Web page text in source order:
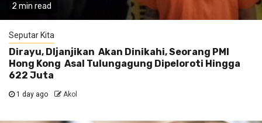
2 min read
Seputar Kita
Dirayu, DIjanjikan Akan Dinikahi, Seorang PMI
Hong Kong Asal Tulungagung Dipeloroti Hingga
622 Juta
1 day ago Akol